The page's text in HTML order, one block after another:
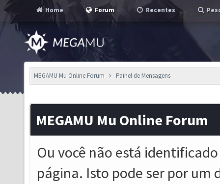
Home Forum Recentes
MEGAMU Mu Online Forum Painel de Mensagens
MEGAMU Mu Online Forum
Ou você não está
página. Isto pode ser por um